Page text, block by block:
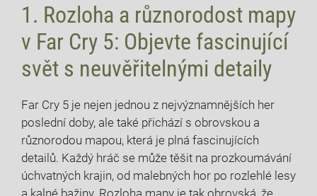
1. Rozloha a různorodost mapy
v Far Cry 5: Objevte fascinující
svět s neuvěřitelnými detaily
Far Cry 5 je nejen jednou z nejvýznamnějších her
poslední doby, ale také přichází s obrovskou a
různorodou mapou, která je plná fascinujících
detailů. Každý hráč se může těšit na prozkoumávání
úchvatných krajin, od malebných hor po rozlehlé lesy
a kalné bažiny. Rozloha mapy je tak obrovská, že